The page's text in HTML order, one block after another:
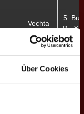
Über Cookies
Vechta
5.
B -
Schwaben II
5.